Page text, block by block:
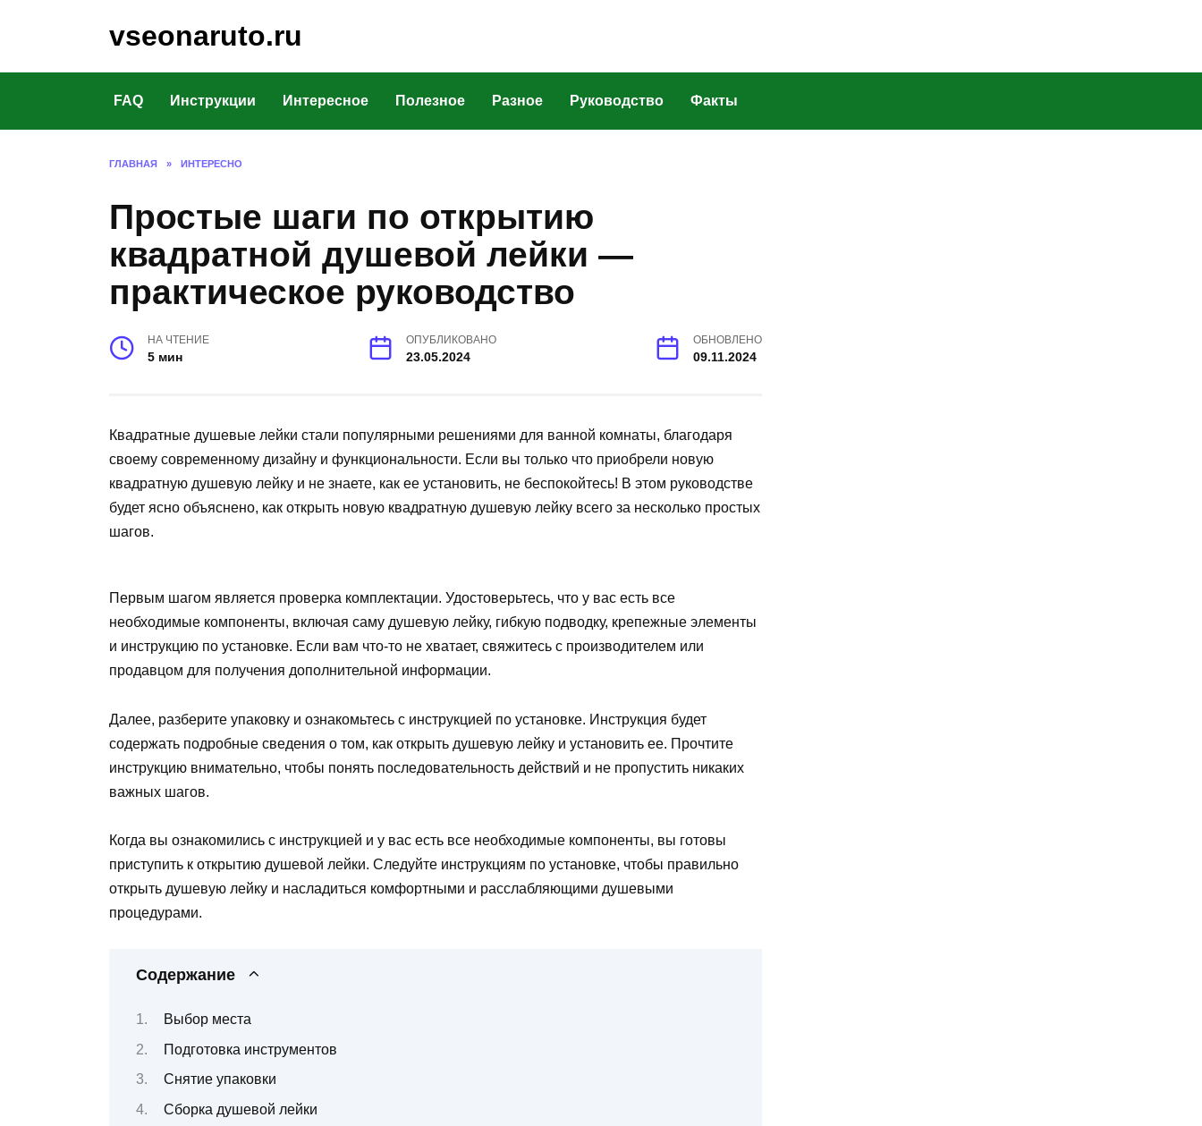
vseonaruto.ru
FAQ Инструкции Интересное Полезное Разное Руководство Факты
ГЛАВНАЯ » ИНТЕРЕСНО
Простые шаги по открытию
квадратной душевой лейки —
практическое руководство
НА ЧТЕНИЕ
5 мин
ОПУБЛИКОВАНО
23.05.2024
ОБНОВЛЕНО
09.11.2024
Квадратные душевые лейки стали популярными решениями для ванной комнаты, благодаря
своему современному дизайну и функциональности. Если вы только что приобрели новую
квадратную душевую лейку и не знаете, как ее установить, не беспокойтесь! В этом руководстве
будет ясно объяснено, как открыть новую квадратную душевую лейку всего за несколько простых
шагов.
Первым шагом является проверка комплектации. Удостоверьтесь, что у вас есть все
необходимые компоненты, включая саму душевую лейку, гибкую подводку, крепежные элементы
и инструкцию по установке. Если вам что-то не хватает, свяжитесь с производителем или
продавцом для получения дополнительной информации.
Далее, разберите упаковку и ознакомьтесь с инструкцией по установке. Инструкция будет
содержать подробные сведения о том, как открыть душевую лейку и установить ее. Прочтите
инструкцию внимательно, чтобы понять последовательность действий и не пропустить никаких
важных шагов.
Когда вы ознакомились с инструкцией и у вас есть все необходимые компоненты, вы готовы
приступить к открытию душевой лейки. Следуйте инструкциям по установке, чтобы правильно
открыть душевую лейку и насладиться комфортными и расслабляющими душевыми
процедурами.
Содержание
Выбор места
Подготовка инструментов
Снятие упаковки
Сборка душевой лейки